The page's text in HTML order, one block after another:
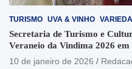
TURISMO UVA & VINHO
Secretaria de Turismo e
Veraneio da Vindima 2026
10 de janeiro de 2026